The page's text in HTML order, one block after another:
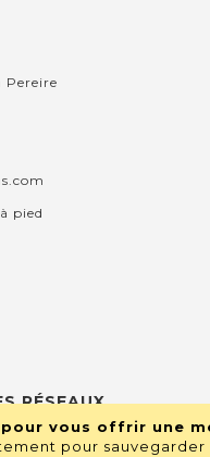
vous offrir une
pour
Pereire
pied
RÉSEAUX